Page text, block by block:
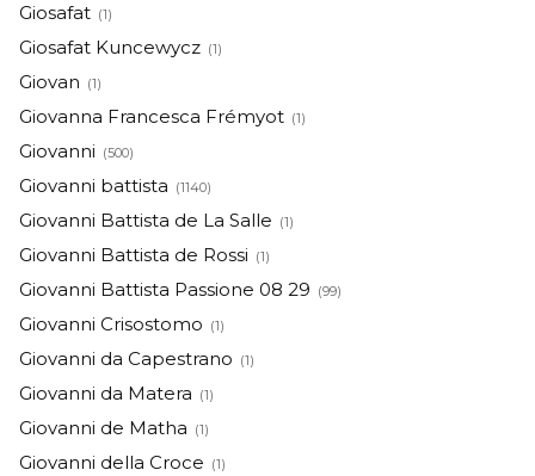
Giosafat (1)
Giosafat Kuncewycz (1)
Giovan (1)
Giovanna Francesca Frémyot (1)
Giovanni (500)
Giovanni battista (1140)
Giovanni Battista de La Salle (1)
Giovanni Battista de Rossi (1)
Giovanni Battista Passione 08 29 (99)
Giovanni Crisostomo (1)
Giovanni da Capestrano (1)
Giovanni da Matera (1)
Giovanni de Matha (1)
Giovanni della Croce (1)